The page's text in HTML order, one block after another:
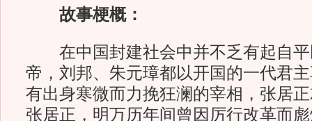
故事梗概：
在中国封建社会中并不乏有起自平
帝，刘邦、朱元璋都以开国的一代君
有出身寒微而力挽狂澜的宰相，张居
张居正，明万历年间曾因厉行改革而